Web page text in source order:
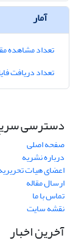
آمار
تعداد مشاهده
تعداد دریافت
دسترسی
صفحه اصلی
درباره نشریه
اعضای هیات
ارسال مقاله
تماس با ما
نقشه سایت
آخرین اخبار